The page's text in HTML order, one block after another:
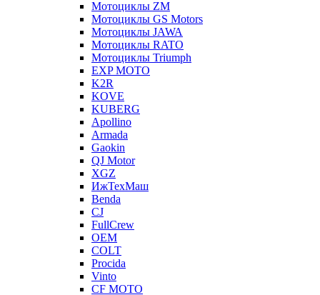
Мотоциклы ZM
Мотоциклы GS Motors
Мотоциклы JAWA
Мотоциклы RATO
Мотоциклы Triumph
EXP MOTO
K2R
KOVE
KUBERG
Apollino
Armada
Gaokin
QJ Motor
XGZ
ИжТехМаш
Benda
CJ
FullCrew
OEM
COLT
Procida
Vinto
CF MOTO